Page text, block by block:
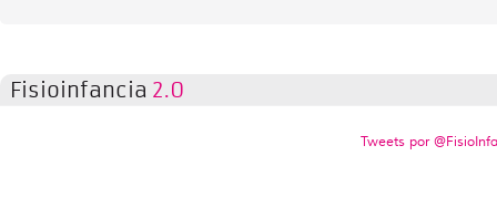
Fisioinfancia 2.0
Tweets por